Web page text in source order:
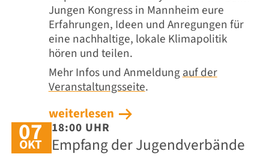
Jungen Kongress in Mannheim eure
Erfahrungen, Ideen und Anregungen für
eine nachhaltige, lokale Klimapolitik
hören und teilen.
Mehr Infos und Anmeldungauf der
Veranstaltungsseite.
weiterlesen
07
OKT
18:00 UHR
Empfang der Jugendverbände